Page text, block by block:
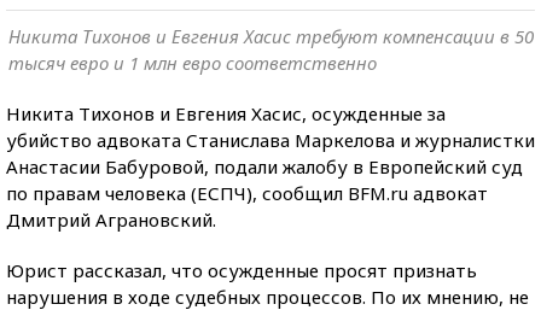
Никита Тихонов и Евгения Хасис требуют компенсации в 50
тысяч евро и 1 млн евро соответственно
Никита Тихонов и Евгения Хасис, осужденные за
убийство адвоката Станислава Маркелова и журналистки
Анастасии Бабуровой, подали жалобу в Европейский суд
по правам человека (ЕСПЧ), сообщил BFM.ru адвокат
Дмитрий Аграновский.
Юрист рассказал, что осужденные просят признать
нарушения в ходе судебных процессов. По их мнению, не